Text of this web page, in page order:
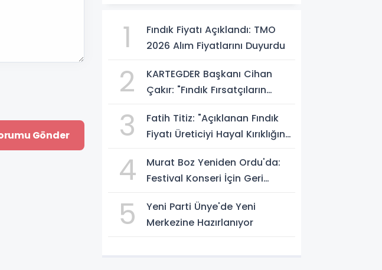
1
Fındık Fiyatı Açıklandı: TMO
2026 Alım Fiyatlarını Duyurdu
2
KARTEGDER Başkanı Cihan
Çakır: "Fındık Fırsatçıların
3
Fatih Titiz: "Açıklanan Fındık
Fiyatı Üreticiyi Hayal Kırıklığına
4
Murat Boz Yeniden Ordu'da:
Festival Konseri İçin Geri
5
Yeni Parti Ünye'de Yeni
Merkezine Hazırlanıyor